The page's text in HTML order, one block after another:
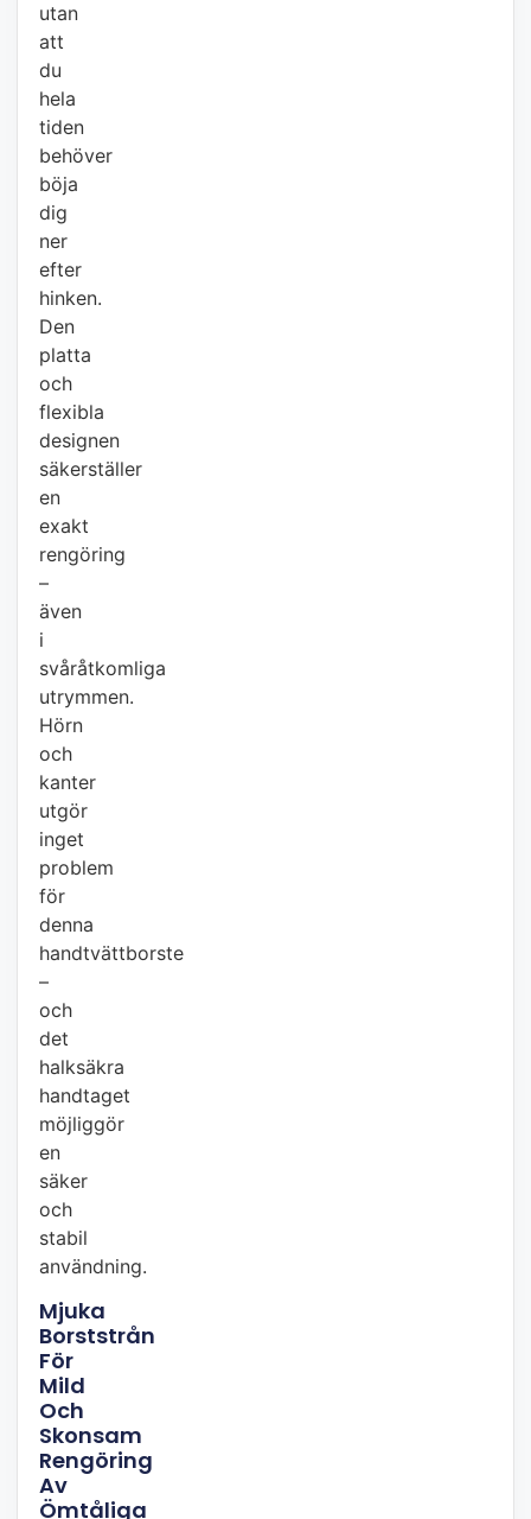
utan
att
du
hela
tiden
behöver
böja
dig
ner
efter
hinken.
Den
platta
och
flexibla
designen
säkerställer
en
exakt
rengöring
–
även
i
svåråtkomliga
utrymmen.
Hörn
och
kanter
utgör
inget
problem
för
denna
handtvättborste
–
och
det
halksäkra
handtaget
möjliggör
en
säker
och
stabil
användning.
Mjuka
Borststrån
För
Mild
Och
Skonsam
Rengöring
Av
Ömtåliga